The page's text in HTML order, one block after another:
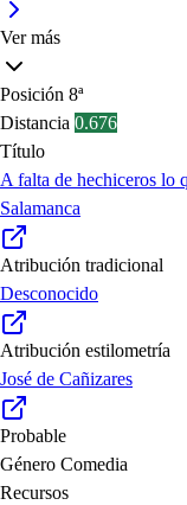
Ver más
Posición 8ª
Distancia 0.676
Título
A falta de hechiceros lo
Salamanca
Atribución tradicional
Desconocido
Atribución estilometría
José de Cañizares
Probable
Género Comedia
Recursos